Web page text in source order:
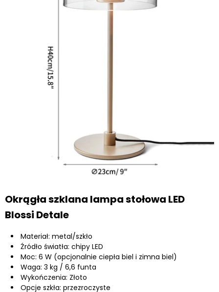
Okrągła szklana lampa stołowa LED
Blossi Detale
Materiał: metal/szkło
Źródło światła: chipy LED
Moc: 6 W (opcjonalnie ciepła biel i zimna biel)
Waga: 3 kg / 6,6 funta
Wykończenia: Złoto
Opcje szkła: przezroczyste